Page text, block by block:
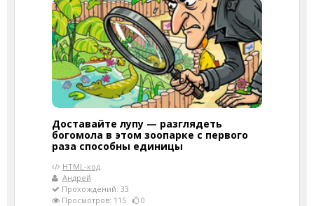
Доставайте лупу — разглядеть
богомола в этом зоопарке с первого
раза способны единицы
HTML-код
Андрей
Прохождений: 33
Просмотров: 115
0